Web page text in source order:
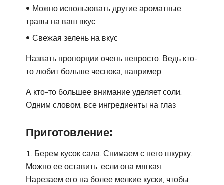
Можно использовать другие ароматные
травы на ваш вкус
Свежая зелень на вкус
Назвать пропорции очень непросто. Ведь кто-
то любит больше чеснока, например
А кто-то большее внимание уделяет соли.
Одним словом, все ингредиенты на глаз
Приготовление:
1. Берем кусок сала. Снимаем с него шкурку.
Можно ее оставить, если она мягкая.
Нарезаем его на более мелкие куски, чтобы